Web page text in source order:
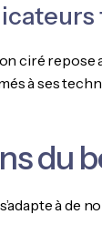
ciré
à ses
du
à de